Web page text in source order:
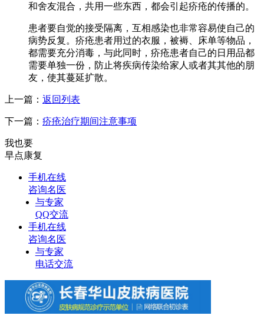
和舍友混合，共用一些东西，都会引起疥疮的传播的。
患者要自觉的接受隔离，互相感染也非常容易使自己的
病势反复。疥疮患者用过的衣服，被褥、床单等物品，
都需要充分消毒，与此同时，疥疮患者自己的日用品都
需要单独一份，防止将疾病传染给家人或者其其他的朋
友，使其蔓延扩散。
上一篇： 返回列表
下一篇： 疥疮治疗期间注意事项
我也要
早点康复
手机在线
咨询名医
与专家
QQ交流
手机在线
咨询名医
与专家
电话交流